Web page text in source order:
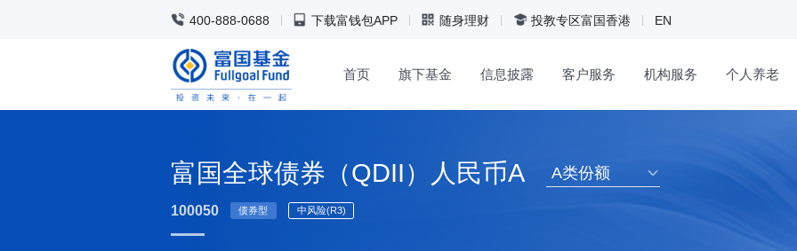
400-888-0688 下载富钱包APP 随身理财 投教专区富国香港 EN
首页 旗下基金 信息披露 客户服务 机构服务 个人养老
富国全球债券（QDII）人民币A A类份额
100050 债券型 中风险(R3)